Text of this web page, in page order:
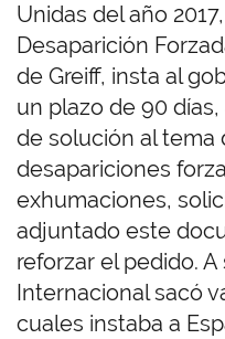
Unidas del año
Desaparición
de Greiff, insta al
un plazo de 90
de solución al tema
desapariciones
exhumaciones,
adjuntado este
reforzar el pedido.
Internacional sacó
cuales instaba a